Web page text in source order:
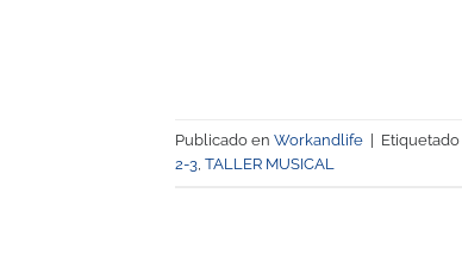
Publicado en Workandlife Etiquetado
2-3 TALLER MUSICAL